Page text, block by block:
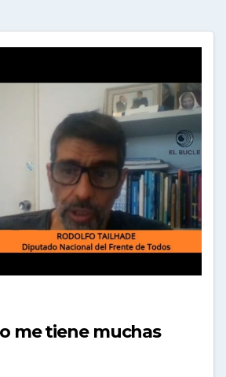
me tiene muchas